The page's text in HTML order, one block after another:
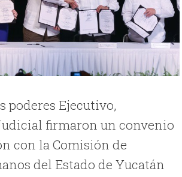
poderes Ejecutivo,
firmaron un convenio
con la Comisión de
del Estado de Yucatán